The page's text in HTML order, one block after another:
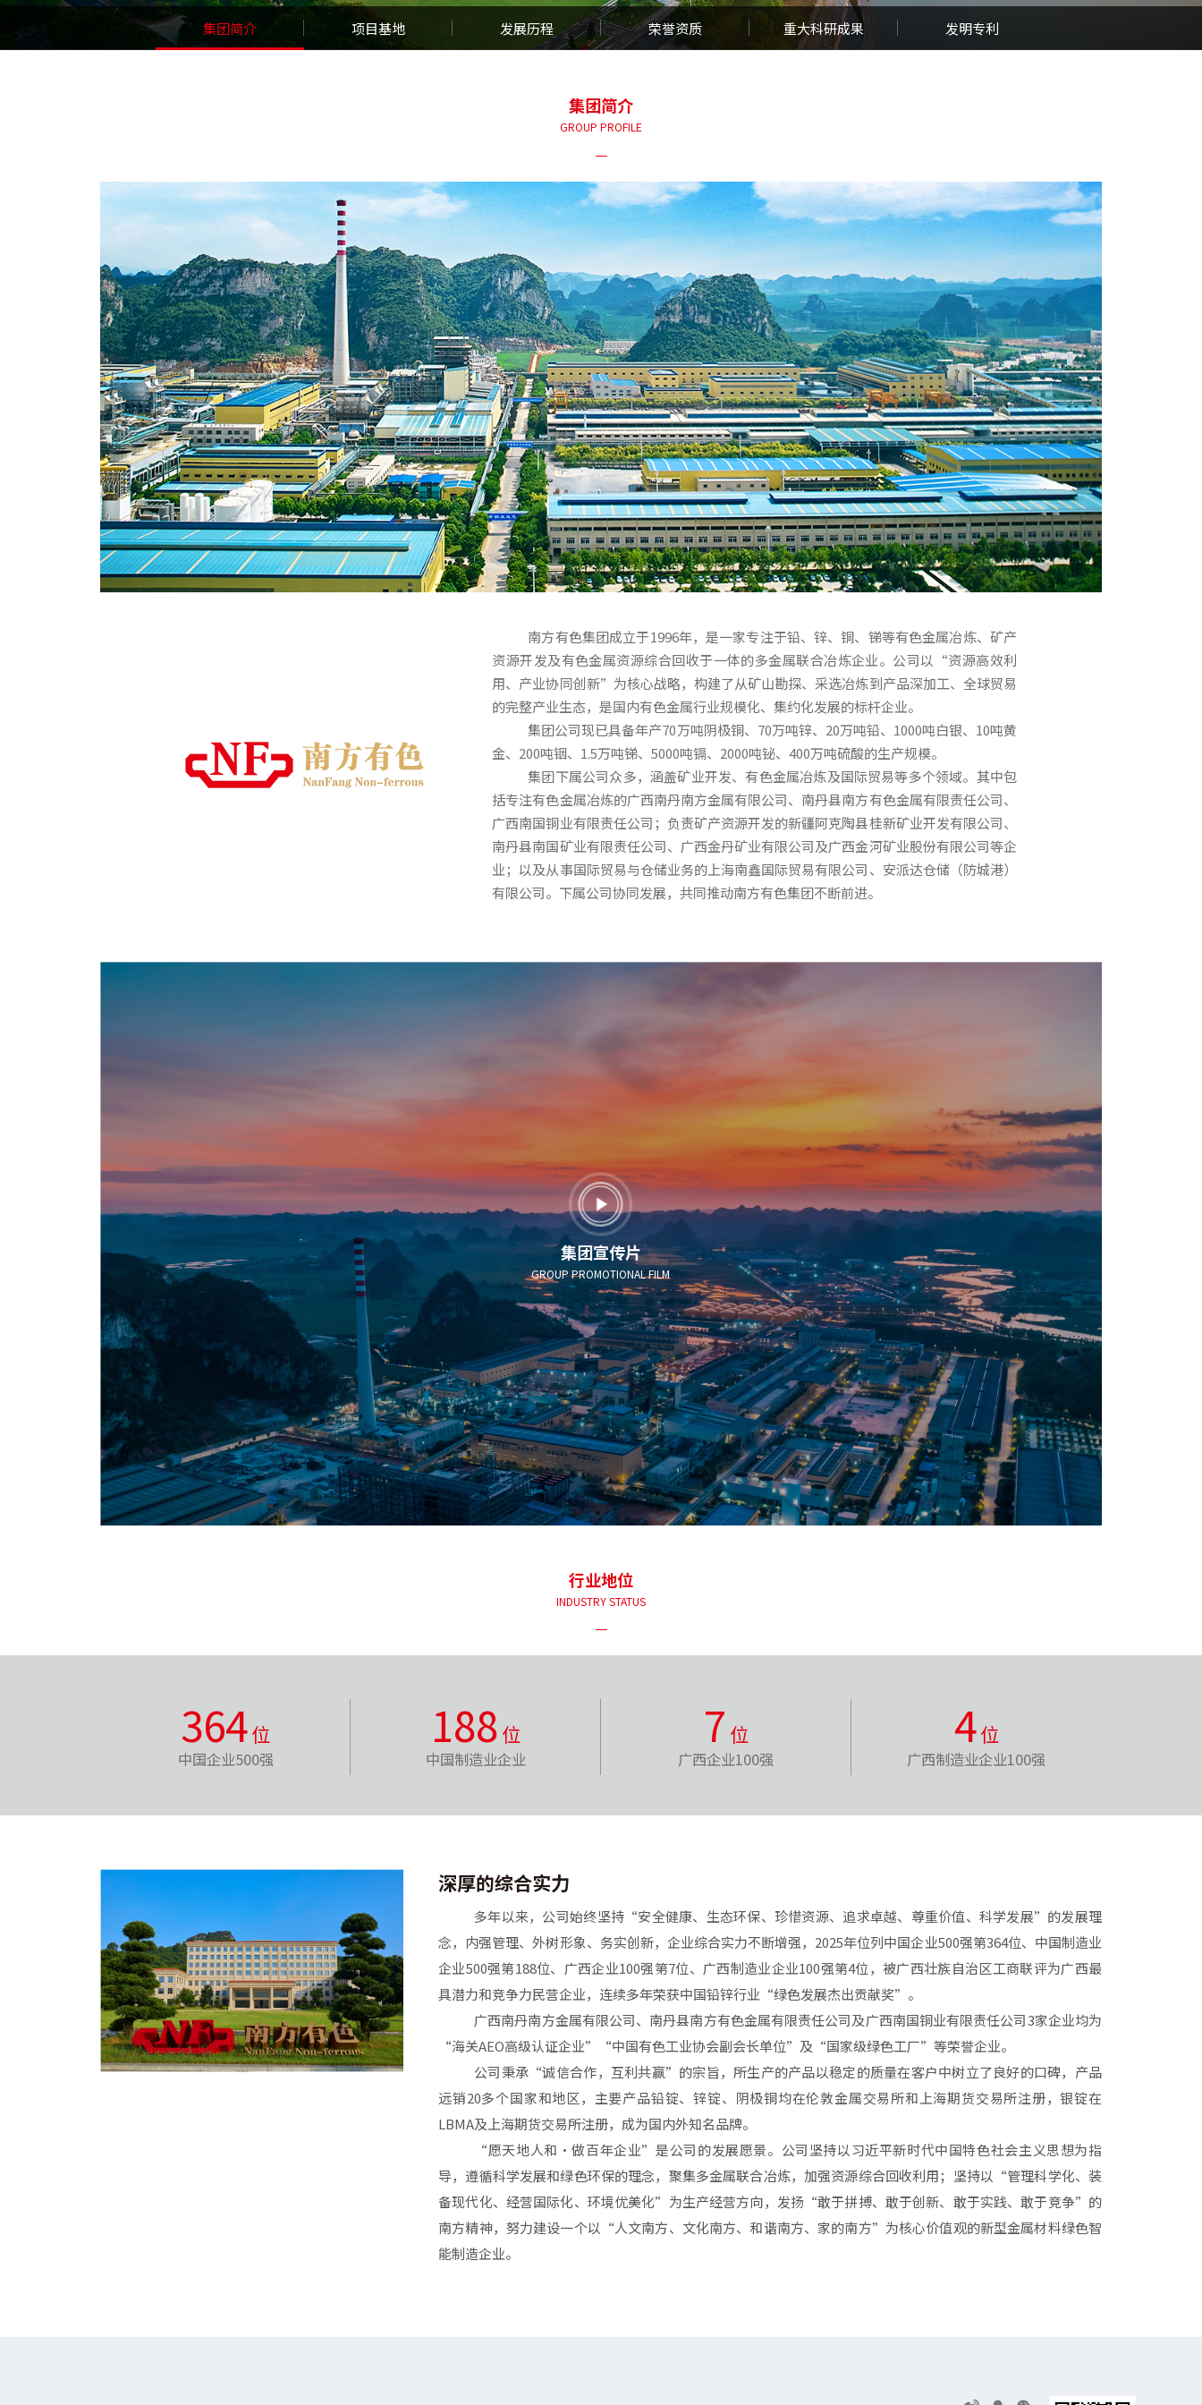
集团简介 项目基地 发展历程 荣誉资质 重大科研成果 发明专利
集团简介
GROUP PROFILE
南方有色集团成立于1996年，是一家专注于铅、锌、铜、锑等有色金属冶炼、矿产
资源开发及有色金属资源综合回收于一体的多金属联合冶炼企业。公司以“资源高效利
用、产业协同创新”为核心战略，构建了从矿山勘探、采选冶炼到产品深加工、全球贸易
的完整产业生态，是国内有色金属行业规模化、集约化发展的标杆企业。
集团公司现已具备年产70万吨阴极铜、70万吨锌、20万吨铅、1000吨白银、10吨黄
金、200吨铟、1.5万吨锑、5000吨镉、2000吨铋、400万吨硫酸的生产规模。
集团下属公司众多，涵盖矿业开发、有色金属冶炼及国际贸易等多个领域。其中包
括专注有色金属冶炼的广西南丹南方金属有限公司、南丹县南方有色金属有限责任公司、
广西南国铜业有限责任公司；负责矿产资源开发的新疆阿克陶县桂新矿业开发有限公司、
南丹县南国矿业有限责任公司、广西金丹矿业有限公司及广西金河矿业股份有限公司等企
业；以及从事国际贸易与仓储业务的上海南鑫国际贸易有限公司、安派达仓储（防城港）
有限公司。下属公司协同发展，共同推动南方有色集团不断前进。
集团宣传片
GROUP PROMOTIONAL FILM
行业地位
INDUSTRY STATUS
364位
中国企业500强
188位
中国制造业企业
7 位
广西企业100强
4位
广西制造业企业100强
深厚的综合实力
多年以来，公司始终坚持“安全健康、生态环保、珍惜资源、追求卓越、尊重价值、科学发展”的发展理
念，内强管理、外树形象、务实创新，企业综合实力不断增强，2025年位列中国企业500强第364位、中国制造业
企业500强第188位、广西企业100强第7位、广西制造业企业100强第4位，被广西壮族自治区工商联评为广西最
具潜力和竞争力民营企业，连续多年荣获中国铅锌行业“绿色发展杰出贡献奖”。
广西南丹南方金属有限公司、南丹县南方有色金属有限责任公司及广西南国铜业有限责任公司3家企业均为
“海关AEO高级认证企业”“中国有色工业协会副会长单位”及“国家级绿色工厂”等荣誉企业。
公司秉承“诚信合作，互利共赢”的宗旨，所生产的产品以稳定的质量在客户中树立了良好的口碑，产品
远销20多个国家和地区，主要产品铅锭、锌锭、阴极铜均在伦敦金属交易所和上海期货交易所注册，银锭在
LBMA及上海期货交易所注册，成为国内外知名品牌。
“愿天地人和·做百年企业”是公司的发展愿景。公司坚持以习近平新时代中国特色社会主义思想为指
导，遵循科学发展和绿色环保的理念，聚集多金属联合冶炼，加强资源综合回收利用；坚持以“管理科学化、装
备现代化、经营国际化、环境优美化”为生产经营方向，发扬“敢于拼搏、敢于创新、敢于实践、敢于竞争”的
南方精神，努力建设一个以“人文南方、文化南方、和谐南方、家的南方”为核心价值观的新型金属材料绿色智
能制造企业。